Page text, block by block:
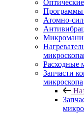
Программы
Атомно-
Расходные
Запчасти
микроскопа